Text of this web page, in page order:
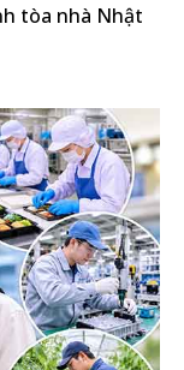
tòa nhà Nhật